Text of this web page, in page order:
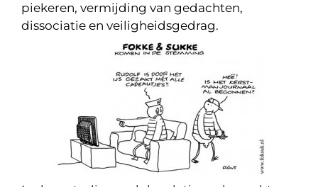
piekeren, vermijding van gedachten,
dissociatie en veiligheidsgedrag.